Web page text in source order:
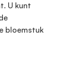
U kunt
bloemstuk